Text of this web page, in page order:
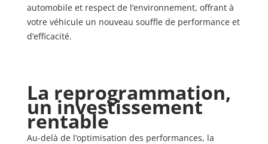
automobile et respect de l’environnement, offrant à
votre véhicule un nouveau souffle de performance et
d’efficacité.
La reprogrammation,
un investissement
rentable
Au-delà de l’optimisation des performances, la